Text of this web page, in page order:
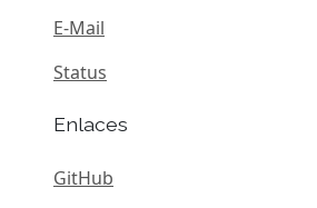
E-Mail
Status
Enlaces
GitHub